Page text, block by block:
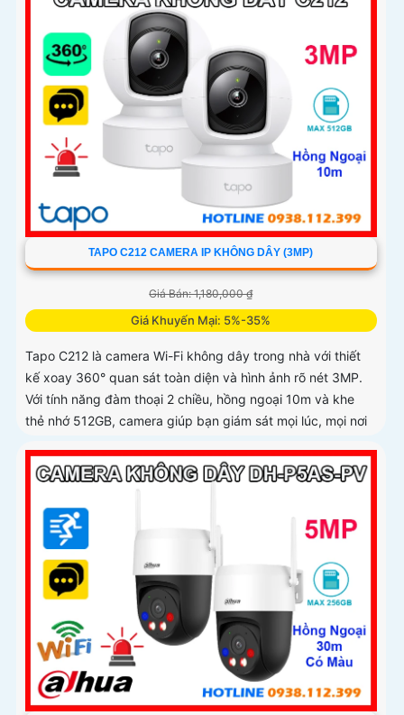
TAPO C212 CAMERA IP KHÔNG DÂY (3MP)
Giá Bán: 1,180,000 ₫
Giá Khuyến Mại: 5%-35%
Tapo C212 là camera Wi-Fi không dây trong nhà với thiết
kế xoay 360° quan sát toàn diện và hình ảnh rõ nét 3MP.
Với tính năng đàm thoại 2 chiều, hồng ngoại 10m và khe
thẻ nhớ 512GB, camera giúp bạn giám sát mọi lúc, mọi nơi